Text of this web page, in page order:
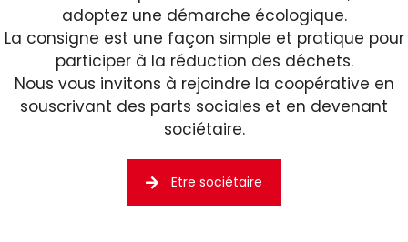
adoptez une démarche écologique.
La consigne est une façon simple et pratique pour
participer à la réduction des déchets.
Nous vous invitons à rejoindre la coopérative en
souscrivant des parts sociales et en devenant
sociétaire.
Etre sociétaire